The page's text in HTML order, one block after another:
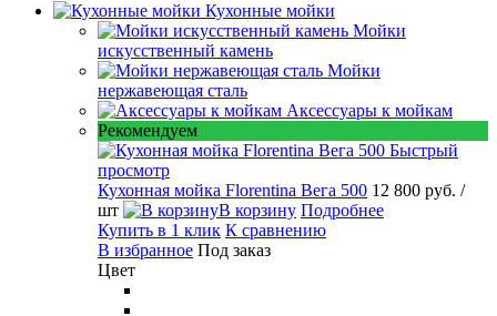
Кухонные мойки
Мойки
искусственный камень
Мойки
нержавеющая сталь
Аксессуары к мойкам
Рекомендуем
Быстрый
просмотр
Кухонная мойка Florentina Вега 500 12 800 руб. /
шт
В корзину Подробнее
Купить в 1 клик К сравнению
В избранное Под заказ
Цвет